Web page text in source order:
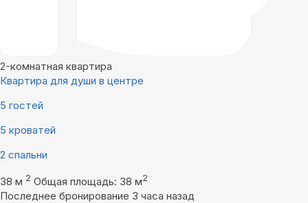
2-комнатная квартира
Квартира для души в центре
5 гостей
5 кроватей
2 спальни
38 м 2 Общая площадь: 38 м2
Последнее бронирование 3 часа назад